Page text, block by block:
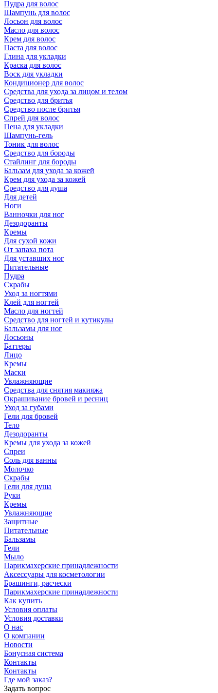
Пудра для волос
Шампунь для волос
Лосьон для волос
Масло для волос
Крем для волос
Паста для волос
Глина для укладки
Краска для волос
Воск для укладки
Кондиционер для волос
Средства для ухода за лицом и телом
Средство для бритья
Средство после бритья
Спрей для волос
Пена для укладки
Шампунь-гель
Тоник для волос
Средство для бороды
Стайлинг для бороды
Бальзам для ухода за кожей
Крем для ухода за кожей
Средство для душа
Для детей
Ноги
Ванночки для ног
Дезодоранты
Кремы
Для сухой кожи
От запаха пота
Для уставших ног
Питательные
Пудра
Скрабы
Уход за ногтями
Клей для ногтей
Масло для ногтей
Средство для ногтей и кутикулы
Бальзамы для ног
Лосьоны
Баттеры
Лицо
Кремы
Маски
Увлажняющие
Средства для снятия макияжа
Окрашивание бровей и ресниц
Уход за губами
Гели для бровей
Тело
Дезодоранты
Кремы для ухода за кожей
Спреи
Соль для ванны
Молочко
Скрабы
Гели для душа
Руки
Кремы
Увлажняющие
Защитные
Питательные
Бальзамы
Гели
Мыло
Парикмахерские принадлежности
Аксессуары для косметологии
Брашинги, расчески
Парикмахерские принадлежности
Как купить
Условия оплаты
Условия доставки
О нас
О компании
Новости
Бонусная система
Контакты
Контакты
Где мой заказ?
Задать вопрос